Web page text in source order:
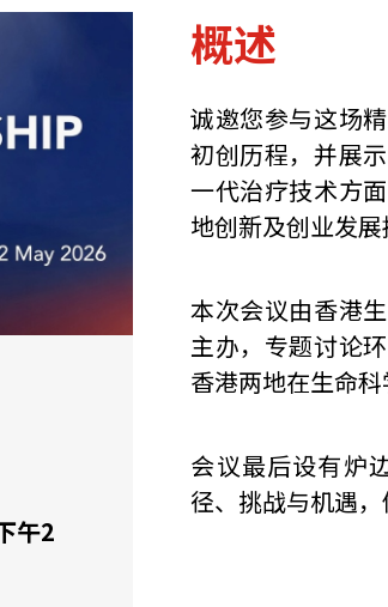
午2
概述
诚邀您参与这场
初创历程，并展
一代治疗技术方
地创新及创业发展
本次会议由香港
主办，专题讨论
香港两地在生命
会议最后设有炉
径、挑战与机遇，